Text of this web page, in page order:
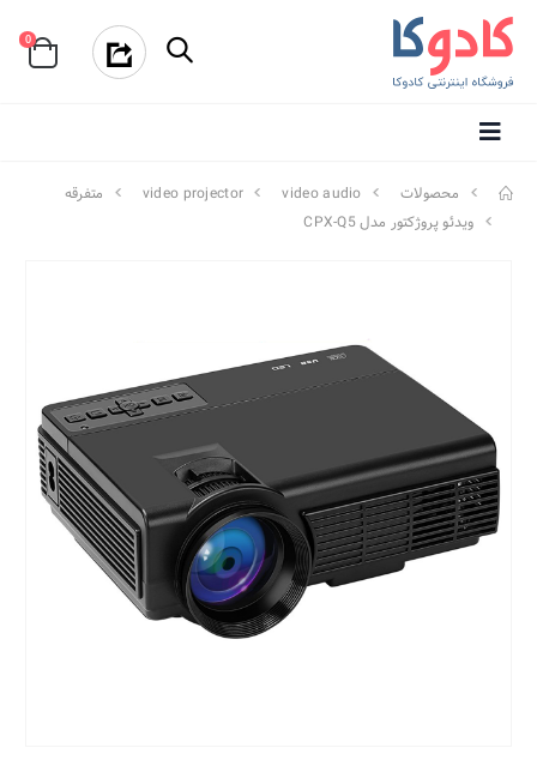
0
محصولات video audio
video projector
متفرقه
ویدئو پروژکتور مدل CPX-Q5